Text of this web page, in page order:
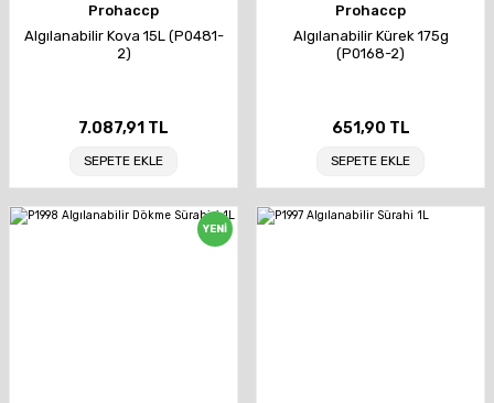
Prohaccp
Algılanabilir Kova 15L (P0481-
2)
7.087,91 TL
SEPETE EKLE
Prohaccp
Algılanabilir Kürek 175g
(P0168-2)
651,90 TL
SEPETE EKLE
YENİ